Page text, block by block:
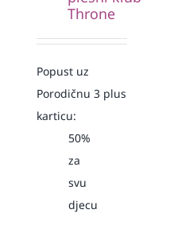
Throne
Popust uz
Porodičnu 3 plus
karticu:
50%
za
svu
djecu